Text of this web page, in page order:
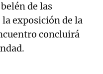
de las
exposición de la
concluirá